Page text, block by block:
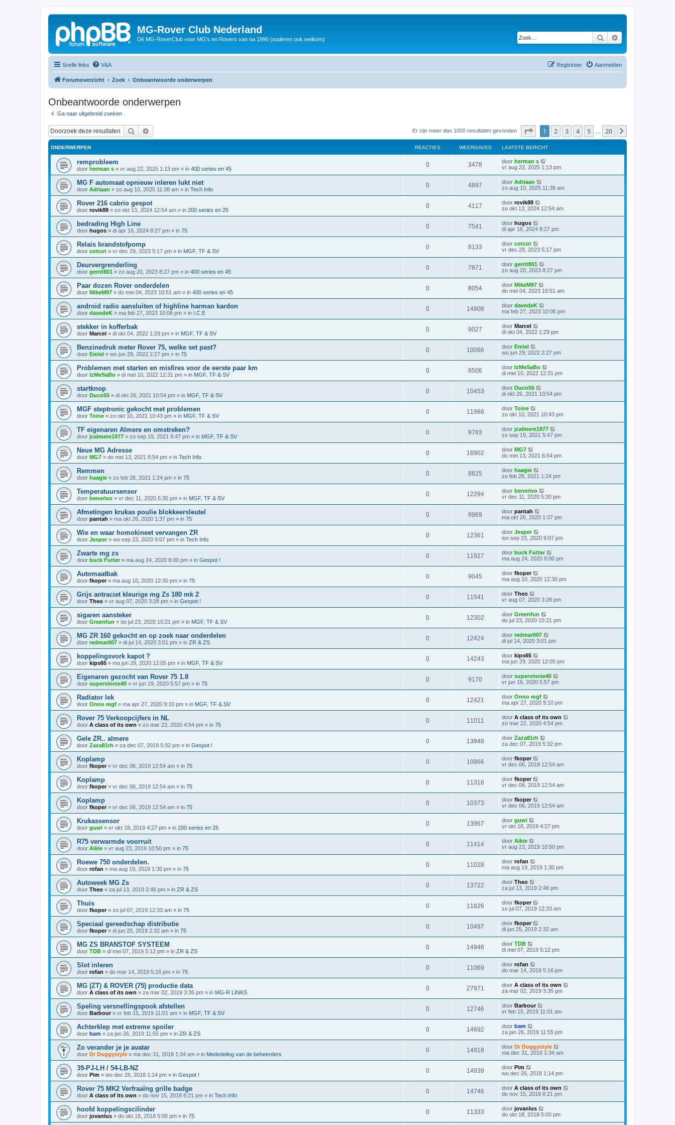
MG-Rover Club Nederland
Dé MG-RoverClub voor MG's en Rovers van na 1990 (ouderen ook welkom) Zoek
Snelle links V&A Aanmelden
Registreer
Forumoverzicht Zoek Onbeantwoorde onderwerpen
Onbeantwoorde onderwerpen
Ga naar uitgebreid zoeken
Zoek Er zijn meer dan 1000 resultaten gevonden Pagina1 van 20
1 2 3 4 5 20
ONDERWERPEN REACTIES WEERGAVES LAATSTE BERICHT
remprobleem
door herman s » vr aug 22, 2025 1:13 pm » in 400 series en 45
0 3478 door herman s
vr aug 22, 2025 1:13 pm
MG F automaat opnieuw inleren lukt niet
door Adriaan » zo aug 10, 2025 11:38 am » in Tech Info
0 4897 door Adriaan
zo aug 10, 2025 11:38 am
Rover 216 cabrio gespot
door rovik88 » zo okt 13, 2024 12:54 am » in 200 series en 25
0 4117 door rovik88
zo okt 13, 2024 12:54 am
bedrading High Line
door hugos » di apr 16, 2024 8:27 pm » in 75
0 7541 door hugos
di apr 16, 2024 8:27 pm
Relais brandstofpomp
door cotcot » vr dec 29, 2023 5:17 pm » in MGF, TF & SV
0 8133 door cotcot
vr dec 29, 2023 5:17 pm
Deurvergrenderling
door gerrit801 » zo aug 20, 2023 8:27 pm » in 400 series en 45
0 7971 door gerrit801
zo aug 20, 2023 8:27 pm
Paar dozen Rover onderdelen
door MikeM97 » do mei 04, 2023 10:51 am » in 400 series en 45
0 8054 door MikeM97
do mei 04, 2023 10:51 am
android radio aansluiten of highline harman kardon
door davedeK » ma feb 27, 2023 10:06 pm » in I.C.E
0 14808 door davedeK
ma feb 27, 2023 10:06 pm
stekker in kofferbak
door Marcel » di okt 04, 2022 1:29 pm » in MGF, TF & SV
0 9027 door Marcel
di okt 04, 2022 1:29 pm
Benzinedruk meter Rover 75, welke set past?
door Emiel » wo jun 29, 2022 2:27 pm » in 75
0 10066 door Emiel
wo jun 29, 2022 2:27 pm
Problemen met starten en misfires voor de eerste paar km
door IzMeSaBo » di mei 10, 2022 12:31 pm » in MGF, TF & SV
0 9506 door IzMeSaBo
di mei 10, 2022 12:31 pm
startknop
door Duco55 » di okt 26, 2021 10:54 pm » in MGF, TF & SV
0 10453 door Duco55
di okt 26, 2021 10:54 pm
MGF steptronic gekocht met problemen
door Toine » zo okt 10, 2021 10:43 pm » in MGF, TF & SV
0 11986 door Toine
zo okt 10, 2021 10:43 pm
TF eigenaren Almere en omstreken?
door jcalmere1977 » zo sep 19, 2021 5:47 pm » in MGF, TF & SV
0 9783 door jcalmere1977
zo sep 19, 2021 5:47 pm
Neue MG Adresse
door MG7 » do mei 13, 2021 6:54 pm » in Tech Info
0 16902 door MG7
do mei 13, 2021 6:54 pm
Remmen
door haagie » zo feb 28, 2021 1:24 pm » in 75
0 8825 door haagie
zo feb 28, 2021 1:24 pm
Temperatuursensor
door benerivo » vr dec 11, 2020 5:30 pm » in MGF, TF & SV
0 12294 door benerivo
vr dec 11, 2020 5:30 pm
Afmetingen krukas poulie blokkeersleutel
door pantah » ma okt 26, 2020 1:37 pm » in 75
0 9969 door pantah
ma okt 26, 2020 1:37 pm
Wie en waar homokineet vervangen ZR
door Jesper» wo sep 23, 2020 9:07 pm » in Tech Info
0 12361 door Jesper
wo sep 23, 2020 9:07 pm
Zwarte mg zs
door buck Futter» ma aug 24, 2020 8:00 pm » in Gespot !
0 11927 door buck Futter
ma aug 24, 2020 8:00 pm
Automaatbak
door fkoper» ma aug 10, 2020 12:30 pm » in 75
0 9045 door fkoper
ma aug 10, 2020 12:30 pm
Grijs antraciet kleurige mg Zs 180 mk 2
door Theo » vr aug 07, 2020 3:28 pm » in Gespot !
0 11541 door Theo
vr aug 07, 2020 3:28 pm
sigaren aansteker
door Greenfun » do jul 23, 2020 10:21 pm » in MGF, TF & SV
0 12302 door Greenfun
do jul 23, 2020 10:21 pm
MG ZR 160 gekocht en op zoek naar onderdelen
door redmar007 » di jul 14, 2020 3:01 pm » in ZR & ZS
0 12424 door redmar007
di jul 14, 2020 3:01 pm
koppelingsvork kapot ?
door kips65 » ma jun 29, 2020 12:05 pm » in MGF, TF & SV
0 14243 door kips65
ma jun 29, 2020 12:05 pm
Eigenaren gezocht van Rover 75 1.8
door supervinnie40 » vr jun 19, 2020 5:57 pm » in 75
0 9170 door supervinnie40
vr jun 19, 2020 5:57 pm
Radiator lek
door Onno mgf » ma apr 27, 2020 9:10 pm » in MGF, TF & SV
0 12421 door Onno mgf
ma apr 27, 2020 9:10 pm
Rover 75 Verkoopcijfers in NL
door A class of its own » zo mar 22, 2020 4:54 pm » in 75
0 11011 door A class of its own
zo mar 22, 2020 4:54 pm
Gele ZR.. almere
door Zaza81rh » za dec 07, 2019 5:32 pm » in Gespot !
0 13948 door Zaza81rh
za dec 07, 2019 5:32 pm
Koplamp
door fkoper» vr dec 06, 2019 12:54 am » in 75
0 10966 door fkoper
vr dec 06, 2019 12:54 am
Koplamp
door fkoper» vr dec 06, 2019 12:54 am » in 75
0 11316 door fkoper
vr dec 06, 2019 12:54 am
Koplamp
door fkoper» vr dec 06, 2019 12:54 am » in 75
0 10373 door fkoper
vr dec 06, 2019 12:54 am
Krukassensor
door guwi » vr okt 18, 2019 4:27 pm » in 200 series en 25
0 13967 door guwi
vr okt 18, 2019 4:27 pm
R75 verwarmde voorruit
door Aikie » vr aug 23, 2019 10:50 pm » in 75
0 11414 door Aikie
vr aug 23, 2019 10:50 pm
Roewe 750 onderdelen.
door rofan » ma aug 19, 2019 1:30 pm » in 75
0 11028 door rofan
ma aug 19, 2019 1:30 pm
Autoweek MG Zs
door Theo » za jul 13, 2019 2:46 pm » in ZR & ZS
0 13722 door Theo
za jul 13, 2019 2:46 pm
Thuis
door fkoper» zo jul 07, 2019 12:33 am » in 75
0 11826 door fkoper
zo jul 07, 2019 12:33 am
Speciaal gereedschap distributie
door fkoper» di jun 25, 2019 2:32 am » in 75
0 10497 door fkoper
di jun 25, 2019 2:32 am
MG ZS BRANSTOF SYSTEEM
door TDB » di mei 07, 2019 5:12 pm » in ZR & ZS
0 14946 door TDB
di mei 07, 2019 5:12 pm
Slot inleren
door rofan » do mar 14, 2019 5:16 pm » in 75
0 11069 door rofan
do mar 14, 2019 5:16 pm
MG (ZT) & ROVER (75) productie data
door A class of its own » za mar 02, 2019 3:35 pm » in MG-R LINKS
0 27971 door A class of its own
za mar 02, 2019 3:35 pm
Speling versnellingspook afstellen
door Barbour» vr feb 15, 2019 11:01 am » in MGF, TF & SV
0 12746 door Barbour
vr feb 15, 2019 11:01 am
Achterklep met extreme spoiler
door bam » za jan 26, 2019 11:55 pm » in ZR & ZS
0 14692 door bam
za jan 26, 2019 11:55 pm
Zo verander je je avatar
door Dr Doggystyle » ma dec 31, 2018 1:34 am » in Mededeling van de beheerders
0 14918 door Dr Doggystyle
ma dec 31, 2018 1:34 am
39-PJ-LH / 54-LB-NZ
door Pim » wo dec 26, 2018 1:14 pm » in Gespot !
0 14939 door Pim
wo dec 26, 2018 1:14 pm
Rover 75 MK2 Verfraaïng grille badge
door A class of its own » do nov 15, 2018 6:21 pm » in Tech Info
0 14746 door A class of its own
do nov 15, 2018 6:21 pm
hoofd koppelingscilinder
door jovanlus » do okt 18, 2018 5:00 pm » in 75
0 11333 door jovanlus
do okt 18, 2018 5:00 pm